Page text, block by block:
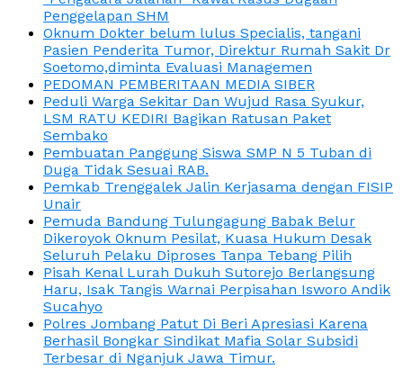
Penggelapan SHM
Oknum Dokter belum lulus Specialis, tangani
Pasien Penderita Tumor, Direktur Rumah Sakit Dr
Soetomo,diminta Evaluasi Managemen
PEDOMAN PEMBERITAAN MEDIA SIBER
Peduli Warga Sekitar Dan Wujud Rasa Syukur,
LSM RATU KEDIRI Bagikan Ratusan Paket
Sembako
Pembuatan Panggung Siswa SMP N 5 Tuban di
Duga Tidak Sesuai RAB.
Pemkab Trenggalek Jalin Kerjasama dengan FISIP
Unair
Pemuda Bandung Tulungagung Babak Belur
Dikeroyok Oknum Pesilat, Kuasa Hukum Desak
Seluruh Pelaku Diproses Tanpa Tebang Pilih
Pisah Kenal Lurah Dukuh Sutorejo Berlangsung
Haru, Isak Tangis Warnai Perpisahan Isworo Andik
Sucahyo
Polres Jombang Patut Di Beri Apresiasi Karena
Berhasil Bongkar Sindikat Mafia Solar Subsidi
Terbesar di Nganjuk Jawa Timur.